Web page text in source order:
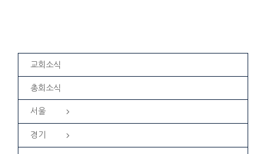
교회소식
총회소식
서울
경기